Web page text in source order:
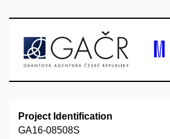
Project Identification
GA16-08508S